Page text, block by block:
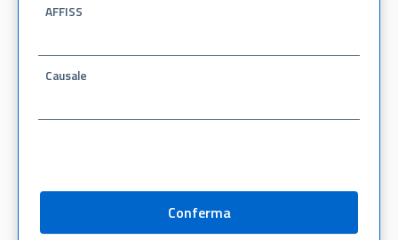
AFFISS
Causale
Conferma